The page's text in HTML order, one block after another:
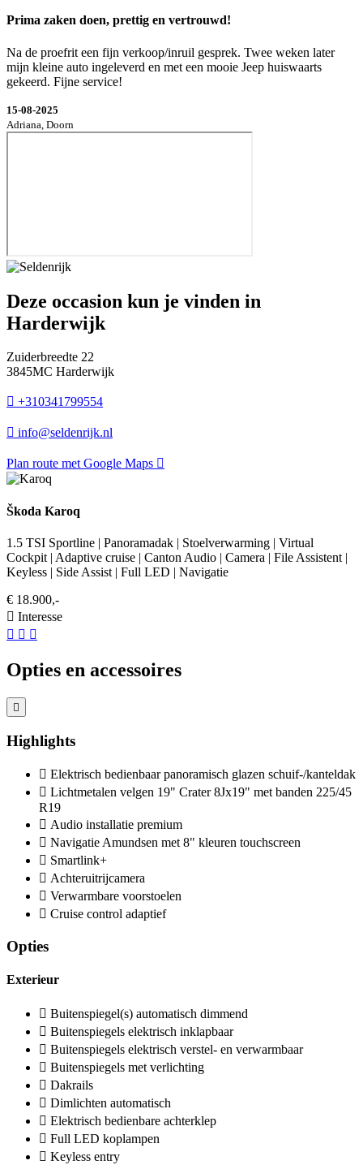
Prima zaken doen, prettig en vertrouwd!
Na de proefrit een fijn verkoop/inruil gesprek. Twee weken later
mijn kleine auto ingeleverd en met een mooie Jeep huiswaarts
gekeerd. Fijne service!
15-08-2025
Adriana, Doorn
Deze occasion kun je vinden in
Harderwijk
Zuiderbreedte 22
3845MC Harderwijk
+310341799554
info@seldenrijk.nl
Plan route met Google Maps
Škoda Karoq
1.5 TSI Sportline | Panoramadak | Stoelverwarming | Virtual
Cockpit | Adaptive cruise | Canton Audio | Camera | File Assistent |
Keyless | Side Assist | Full LED | Navigatie
€ 18.900,-
Interesse
Opties en accessoires
Highlights
Elektrisch bedienbaar panoramisch glazen schuif-/kanteldak
Lichtmetalen velgen 19" Crater 8Jx19" met banden 225/45
R19
Audio installatie premium
Navigatie Amundsen met 8" kleuren touchscreen
Smartlink+
Achteruitrijcamera
Verwarmbare voorstoelen
Cruise control adaptief
Opties
Exterieur
Buitenspiegel(s) automatisch dimmend
Buitenspiegels elektrisch inklapbaar
Buitenspiegels elektrisch verstel- en verwarmbaar
Buitenspiegels met verlichting
Dakrails
Dimlichten automatisch
Elektrisch bedienbare achterklep
Full LED koplampen
Keyless entry